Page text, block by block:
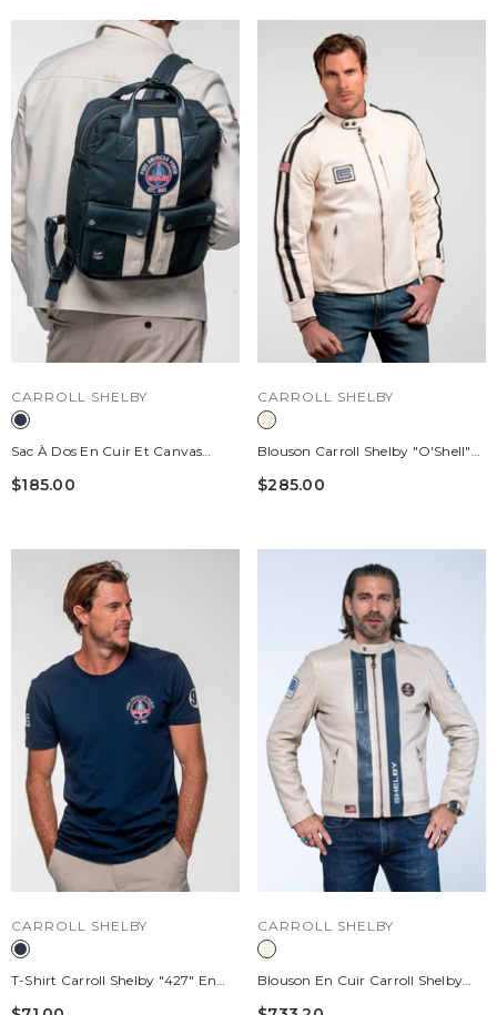
DISTRIBUTEUR :
CARROLL SHELBY
Sac À Dos En Cuir Et Canvas
Carroll Shelby GT40 Backpack
$185.00
DISTRIBUTEUR :
CARROLL SHELBY
Blouson Carroll Shelby "O'Shell"
En Canvas Écru Homme
$285.00
DISTRIBUTEUR :
CARROLL SHELBY
T-Shirt Carroll Shelby "427" En
Coton Bleu Marine Homme
DISTRIBUTEUR :
CARROLL SHELBY
Blouson En Cuir Carroll Shelby
Modèle "Shelby Men" Ecru